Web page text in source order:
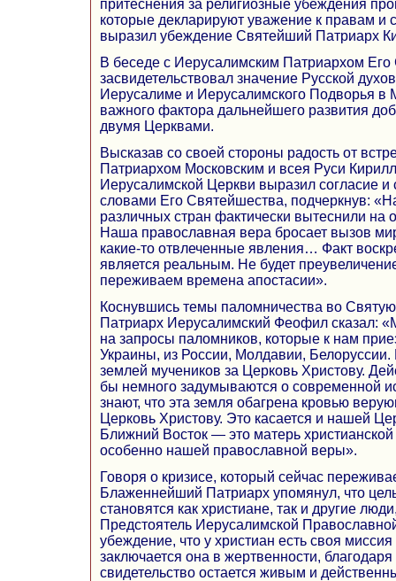
притеснения за религиозные убеждения
которые декларируют уважение к правам
выразил убеждение Святейший Патриарх
В беседе с Иерусалимским Патриархом
засвидетельствовал значение Русской
Иерусалиме и Иерусалимского Подворья в
важного фактора дальнейшего развития
двумя Церквами.
Высказав со своей стороны радость от
Патриархом Московским и всея Руси
Иерусалимской Церкви выразил согласие и
словами Его Святейшества, подчеркнув:
различных стран фактически вытеснили на
Наша православная вера бросает вызов
какие-то отвлеченные явления… Факт
является реальным. Не будет
переживаем времена апостасии».
Коснувшись темы паломничества во
Патриарх Иерусалимский Феофил сказал:
на запросы паломников, которые к нам
Украины, из России, Молдавии,
землей мучеников за Церковь Христову.
бы немного задумываются о современной
знают, что эта земля обагрена кровью
Церковь Христову. Это касается и нашей
Ближний Восток — это матерь
особенно нашей православной веры».
Говоря о кризисе, который сейчас
Блаженнейший Патриарх упомянул, что
становятся как христиане, так и другие
Предстоятель Иерусалимской
убеждение, что у христиан есть своя
заключается она в жертвенности,
свидетельство остается живым и